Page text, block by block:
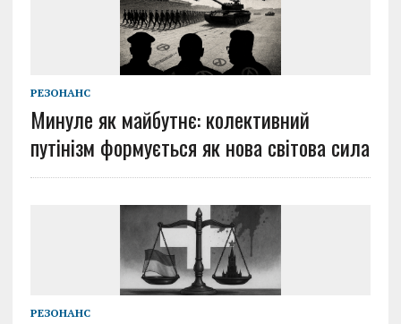
РЕЗОНАНС
Минуле як майбутнє: колективний
путінізм формується як нова світова сила
РЕЗОНАНС